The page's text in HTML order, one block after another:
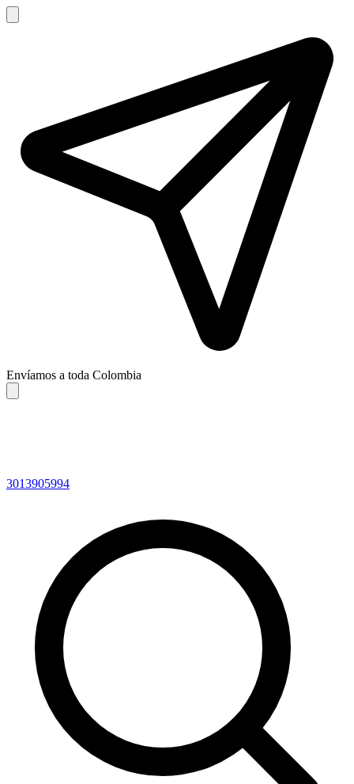
Envíamos a toda Colombia
3013905994